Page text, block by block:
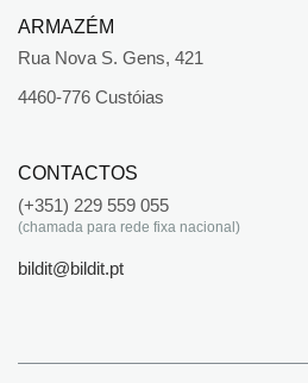
ARMAZÉM
Rua Nova S. Gens, 421
4460-776 Custóias
CONTACTOS
(+351) 229 559 055
(chamada para rede fixa nacional)
bildit@bildit.pt